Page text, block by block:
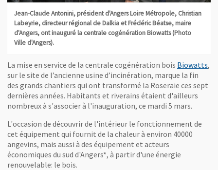
Jean-Claude Antonini, président d'Angers Loire Métropole, Christian
Labeyrie, directeur régional de Dalkia et Frédéric Béatse, maire
d'Angers, ont inauguré la centrale cogénération Biowatts (Photo
Ville d'Angers).
La mise en service de la centrale cogénération bois Biowatts,
sur le site de l’ancienne usine d’incinération, marque la fin
des grands chantiers qui ont transformé la Roseraie ces sept
dernières années. Habitants et riverains étaient d'ailleurs
nombreux à s'associer à l'inauguration, ce mardi 5 mars.
L'occasion de découvrir de l'intérieur le fonctionnement de
cet équipement qui fournit de la chaleur à environ 40000
angevins, mais aussi à des équipement et acteurs
économiques du sud d'Angers*, à partir d'une énergie
renouvelable: le bois.